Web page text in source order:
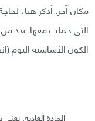
مكان آخر. أذكر هنا،
التي حملت معها عدد من
الكون الأساسية اليوم
المادة العادية: